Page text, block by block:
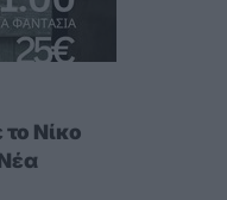
Νίκο